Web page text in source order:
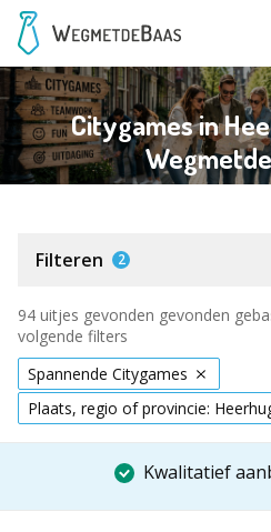
Citygames in
Filteren 2
94 uitjes gevonden gevonden
volgende filters
Spannende Citygames
Plaats, regio of provincie:
Kwalitatief